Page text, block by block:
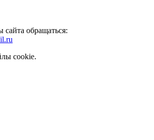
обращаться:
cookie.